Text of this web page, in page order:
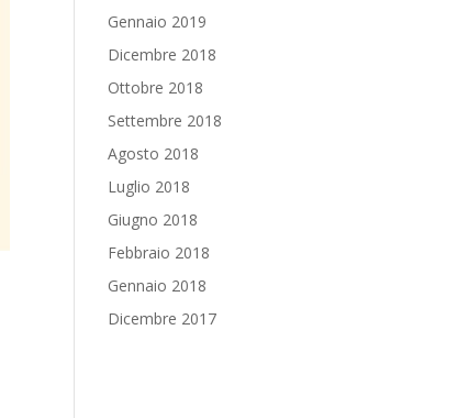
Gennaio 2019
Dicembre 2018
Ottobre 2018
Settembre 2018
Agosto 2018
Luglio 2018
Giugno 2018
Febbraio 2018
Gennaio 2018
Dicembre 2017